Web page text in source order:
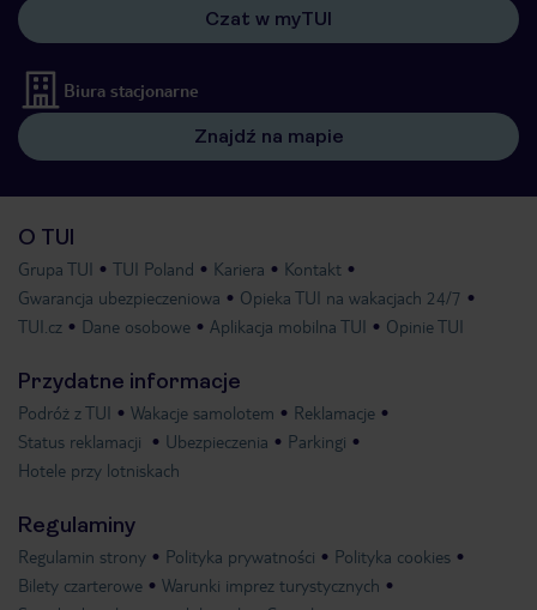
Czat w myTUI
Biura stacjonarne
Znajdź na mapie
O TUI
Grupa TUI TUI Poland Kariera
Kontakt
Gwarancja ubezpieczeniowa
Opieka TUI na wakacjach 24/7
TUI.cz
Dane osobowe Aplikacja mobilna TUI Opinie TUI
Przydatne informacje
Podróż z TUI Wakacje samolotem
Reklamacje
Status reklamacji
Ubezpieczenia
Parkingi
Hotele przy lotniskach
Regulaminy
Regulamin strony Polityka prywatności
Polityka cookies
Bilety czarterowe
Warunki imprez turystycznych